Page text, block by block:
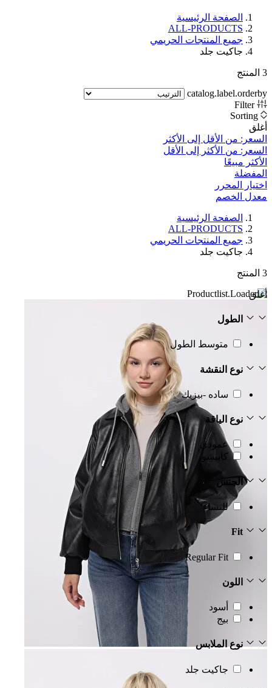
الصفحة الرئيسية
ALL-PRODUCTS
جميع المنتجات الحريمي
جاكيت جلد
3 المنتج
catalog.label.orderby
Filter
Sorting
أغلق
السعر: من الأقل إلى الأكثر
السعر: من الأكثر إلى الأقل
الأكثر مبيعًا
المفضلة
اختيار المحرر
معدل الخصم‎
الصفحة الرئيسية
ALL-PRODUCTS
جميع المنتجات الحريمي
جاكيت جلد
3 المنتج
أغلق
الطول
متوسط الطول
نوع النقشة
ساده -بيزيك
نوع الياقة
عمودي
كابيشو
الجنس
للنساء
Fit
Regular Fit
اللون
أسود
بيج
نوع الملابس
جاكيت جلد